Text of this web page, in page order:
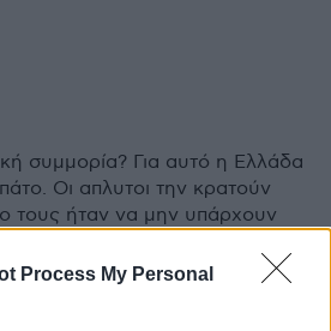
Process My Personal
συμμορία? Για αυτό η Ελλάδα
Οι απλυτοι την κρατούν
τους ήταν να μην υπάρχουν
Πακιστανούς
κλπ ώστε να τους